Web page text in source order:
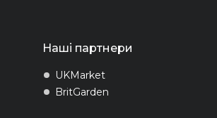
Наші партнери
UKMarket
BritGarden